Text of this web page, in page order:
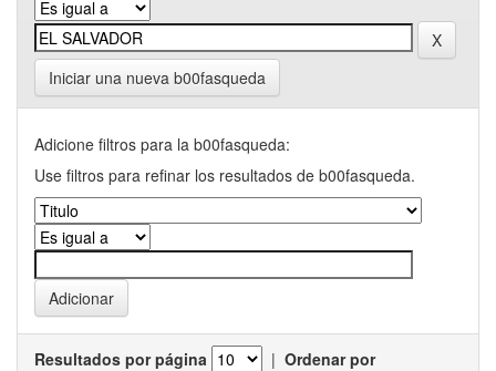
Iniciar una nueva b00fasqueda
Adicione filtros para la b00fasqueda:
Use filtros para refinar los resultados de b00fasqueda.
Resultados por página | Ordenar por